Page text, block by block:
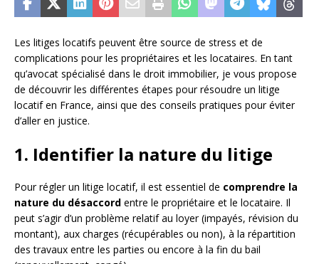
Les litiges locatifs peuvent être source de stress et de
complications pour les propriétaires et les locataires. En tant
qu’avocat spécialisé dans le droit immobilier, je vous propose
de découvrir les différentes étapes pour résoudre un litige
locatif en France, ainsi que des conseils pratiques pour éviter
d’aller en justice.
1. Identifier la nature du litige
Pour régler un litige locatif, il est essentiel de comprendre la
nature du désaccord entre le propriétaire et le locataire. Il
peut s’agir d’un problème relatif au loyer (impayés, révision du
montant), aux charges (récupérables ou non), à la répartition
des travaux entre les parties ou encore à la fin du bail